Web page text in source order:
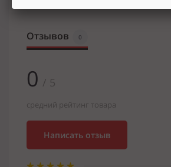
Отзывов 0
0 / 5
средний рейтинг товара
Написать отзыв